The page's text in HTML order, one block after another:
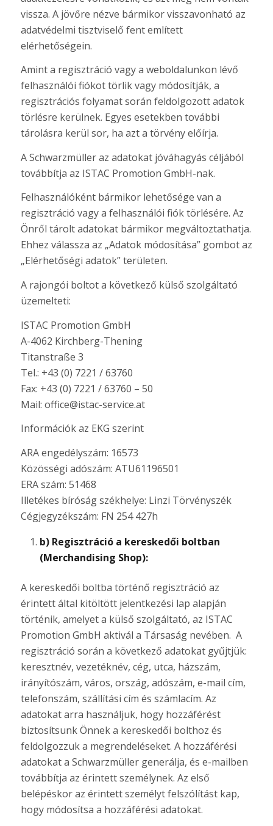
vissza. A jövőre nézve bármikor visszavonható az
adatvédelmi tisztviselő fent említett
elérhetőségein.
Amint a regisztráció vagy a weboldalunkon lévő
felhasználói fiókot törlik vagy módosítják, a
regisztrációs folyamat során feldolgozott adatok
törlésre kerülnek. Egyes esetekben további
tárolásra kerül sor, ha azt a törvény előírja.
A Schwarzmüller az adatokat jóváhagyás céljából
továbbítja az ISTAC Promotion GmbH-nak.
Felhasználóként bármikor lehetősége van a
regisztráció vagy a felhasználói fiók törlésére. Az
Önről tárolt adatokat bármikor megváltoztathatja.
Ehhez válassza az „Adatok módosítása” gombot az
„Elérhetőségi adatok” területen.
A rajongói boltot a következő külső szolgáltató
üzemelteti:
ISTAC Promotion GmbH
A-4062 Kirchberg-Thening
Titanstraße 3
Tel.: +43 (0) 7221 / 63760
Fax: +43 (0) 7221 / 63760 – 50
Mail: office@istac-service.at
Információk az EKG szerint
ARA engedélyszám: 16573
Közösségi adószám: ATU61196501
ERA szám: 51468
Illetékes bíróság székhelye: Linzi Törvényszék
Cégjegyzékszám: FN 254 427h
b) Regisztráció a kereskedői boltban
(Merchandising Shop):
A kereskedői boltba történő regisztráció az
érintett által kitöltött jelentkezési lap alapján
történik, amelyet a külső szolgáltató, az ISTAC
Promotion GmbH aktivál a Társaság nevében. A
regisztráció során a következő adatokat gyűjtjük:
keresztnév, vezetéknév, cég, utca, házszám,
irányítószám, város, ország, adószám, e-mail cím,
telefonszám, szállítási cím és számlacím. Az
adatokat arra használjuk, hogy hozzáférést
biztosítsunk Önnek a kereskedői bolthoz és
feldolgozzuk a megrendeléseket. A hozzáférési
adatokat a Schwarzmüller generálja, és e-mailben
továbbítja az érintett személynek. Az első
belépéskor az érintett személyt felszólítást kap,
hogy módosítsa a hozzáférési adatokat.